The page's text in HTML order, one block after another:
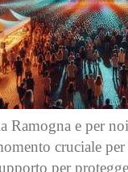
Ramogna e per
cruciale
per